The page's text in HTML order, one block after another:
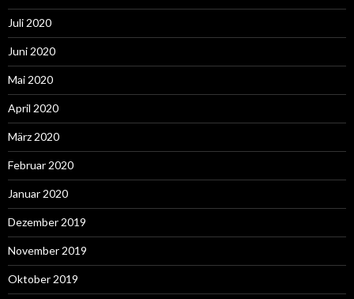
Juli 2020
Juni 2020
Mai 2020
April 2020
März 2020
Februar 2020
Januar 2020
Dezember 2019
November 2019
Oktober 2019